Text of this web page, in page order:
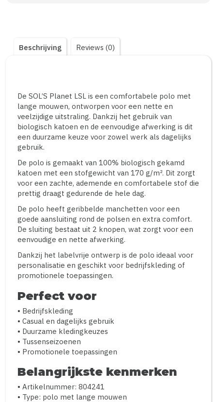
Beschrijving Reviews (0)
De SOL’S Planet LSL is een comfortabele polo met
lange mouwen, ontworpen voor een nette en
veelzijdige uitstraling. Dankzij het gebruik van
biologisch katoen en de eenvoudige afwerking is dit
een duurzame keuze voor zowel werk als dagelijks
gebruik.
De polo is gemaakt van 100% biologisch gekamd
katoen met een stofgewicht van 170 g/m². Dit zorgt
voor een zachte, ademende en comfortabele stof die
prettig draagt gedurende de hele dag.
De polo heeft geribbelde manchetten voor een
goede aansluiting rond de polsen en extra comfort.
De sluiting bestaat uit 2 knopen, wat zorgt voor een
eenvoudige en nette afwerking.
Dankzij het labelvrije ontwerp is de polo ideaal voor
personalisatie en geschikt voor bedrijfskleding of
promotionele toepassingen.
Perfect voor
• Bedrijfskleding
• Casual en dagelijks gebruik
• Duurzame kledingkeuzes
• Tussenseizoenen
• Promotionele toepassingen
Belangrijkste kenmerken
• Artikelnummer: 804241
• Type: polo met lange mouwen